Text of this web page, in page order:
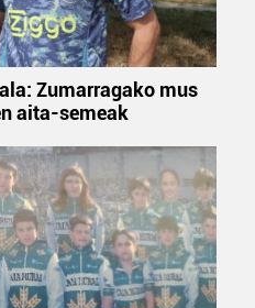
Zumarragako mus
aita-semeak